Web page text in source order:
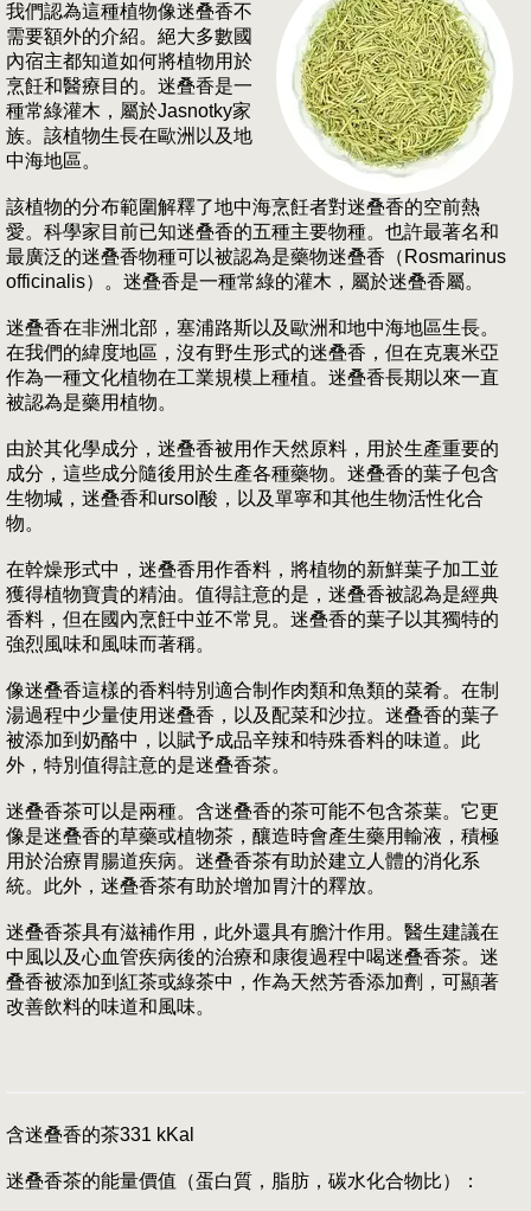
我們認為這種植物像迷叠香不
需要額外的介紹。絕大多數國
內宿主都知道如何將植物用於
烹飪和醫療目的。迷叠香是一
種常綠灌木，屬於Jasnotky家
族。該植物生長在歐洲以及地
中海地區。
該植物的分布範圍解釋了地中海烹飪者對迷叠香的空前熱
愛。科學家目前已知迷叠香的五種主要物種。也許最著名和
最廣泛的迷叠香物種可以被認為是藥物迷叠香（Rosmarinus
officinalis）。迷叠香是一種常綠的灌木，屬於迷叠香屬。
迷叠香在非洲北部，塞浦路斯以及歐洲和地中海地區生長。
在我們的緯度地區，沒有野生形式的迷叠香，但在克裏米亞
作為一種文化植物在工業規模上種植。迷叠香長期以來一直
被認為是藥用植物。
由於其化學成分，迷叠香被用作天然原料，用於生產重要的
成分，這些成分隨後用於生產各種藥物。迷叠香的葉子包含
生物堿，迷叠香和ursol酸，以及單寧和其他生物活性化合
物。
在幹燥形式中，迷叠香用作香料，將植物的新鮮葉子加工並
獲得植物寶貴的精油。值得註意的是，迷叠香被認為是經典
香料，但在國內烹飪中並不常見。迷叠香的葉子以其獨特的
強烈風味和風味而著稱。
像迷叠香這樣的香料特別適合制作肉類和魚類的菜肴。在制
湯過程中少量使用迷叠香，以及配菜和沙拉。迷叠香的葉子
被添加到奶酪中，以賦予成品辛辣和特殊香料的味道。此
外，特別值得註意的是迷叠香茶。
迷叠香茶可以是兩種。含迷叠香的茶可能不包含茶葉。它更
像是迷叠香的草藥或植物茶，釀造時會產生藥用輸液，積極
用於治療胃腸道疾病。迷叠香茶有助於建立人體的消化系
統。此外，迷叠香茶有助於增加胃汁的釋放。
迷叠香茶具有滋補作用，此外還具有膽汁作用。醫生建議在
中風以及心血管疾病後的治療和康復過程中喝迷叠香茶。迷
叠香被添加到紅茶或綠茶中，作為天然芳香添加劑，可顯著
改善飲料的味道和風味。
含迷叠香的茶331 kKal
迷叠香茶的能量價值（蛋白質，脂肪，碳水化合物比）：